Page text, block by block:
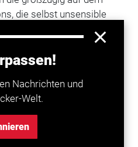
Nachrichten und
Welt.
die selbst unsensible
Navis gilt, ist aber die
linken Gehäuserand.
und will nachts
nicht den
überhaupt - nur bei
Fenstern